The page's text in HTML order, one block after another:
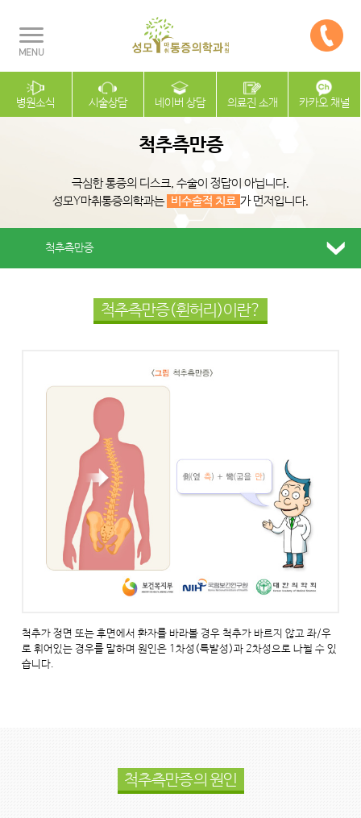
병원소식 시술상담 네이버 상담 의료진 소개 카카오 채널
척추측만증
극심한 통증의 디스크, 수술이 정답이 아닙니다.
성모Y마취통증의학과는 비수술적 치료 가 먼저입니다.
척추측만증
척추측만증(휜허리)이란?
척추가 정면 또는 후면에서 환자를 바라볼 경우 척추가 바르지 않고 좌/우
로 휘어있는 경우를 말하며 원인은 1차성(특발성)과 2차성으로 나뉠 수 있
습니다.
척추측만증의 원인